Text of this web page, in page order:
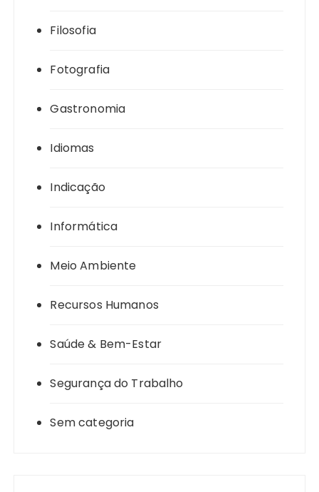
Filosofia
Fotografia
Gastronomia
Idiomas
Indicação
Informática
Meio Ambiente
Recursos Humanos
Saúde & Bem-Estar
Segurança do Trabalho
Sem categoria